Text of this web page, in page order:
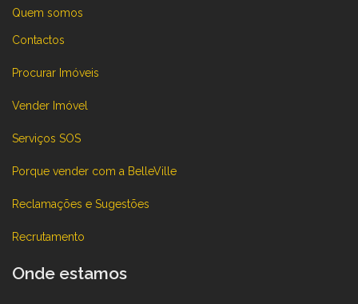
Quem somos
Contactos
Procurar Imóveis
Vender Imóvel
Serviços SOS
Porque vender com a BelleVille
Reclamações e Sugestões
Recrutamento
Onde estamos